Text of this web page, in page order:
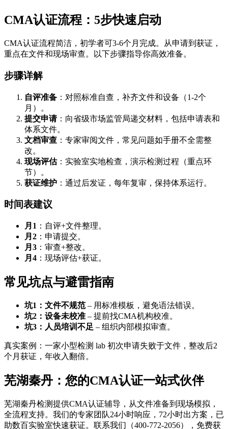
CMA认证流程：5步快速启动
CMA认证流程简洁，初学者可3-6个月完成。从申请到获证，
重点在文件和现场审查。以下步骤指导你高效准备。
步骤详解
自评准备 ：对照标准自查，补齐文件和设备（1-2个
月）。
提交申请：向省级市场监管局递交材料，包括申请表和
体系文件。
文档审查 ：专家审阅文件，常见问题如手册不全需整
改。
现场评估：实验室实地检查，演示检测过程（重点环
节）。
获证维护 ：通过后发证，每年复审，保持体系运行。
时间表建议
月1 ：自评+文件整理。
月2 ：申请提交。
月3 ：审查+整改。
月4 ：现场评估+获证。
常见坑点与避雷指南
坑1：文件不规范– 用标准模板，避免语法错误。
坑2：设备未校准 – 提前找CMA机构校准。
坑3：人员培训不足 – 组织内部模拟审查。
真实案例：一家小型检测 lab 初次申请失败于文件，整改后2
个月获证，年收入翻倍。
芜湖秦丹：您的CMA认证一站式伙伴
芜湖秦丹检测提供CMA认证辅导，从文件准备到现场模拟，
全流程支持。我们的专家团队24小时响应，72小时出方案，已
助数百实验室快速获证。联系我们（400-772-2056），免费获